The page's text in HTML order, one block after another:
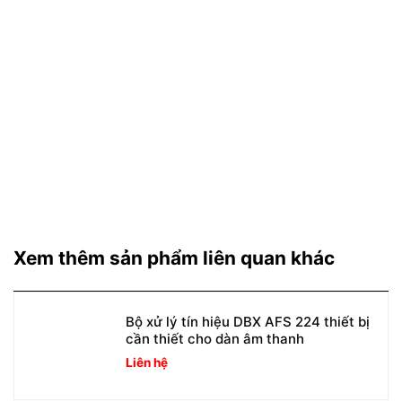
Xem thêm sản phẩm liên quan khác
Bộ xử lý tín hiệu DBX AFS 224 thiết bị
cần thiết cho dàn âm thanh
Liên hệ